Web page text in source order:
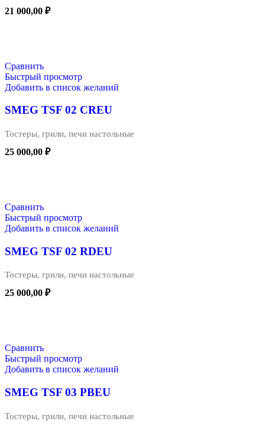
21 000,00 ₽
Сравнить
Быстрый просмотр
Добавить в список желаний
SMEG TSF 02 CREU
Тостеры, грили, печи настольные
25 000,00 ₽
Сравнить
Быстрый просмотр
Добавить в список желаний
SMEG TSF 02 RDEU
Тостеры, грили, печи настольные
25 000,00 ₽
Сравнить
Быстрый просмотр
Добавить в список желаний
SMEG TSF 03 PBEU
Тостеры, грили, печи настольные